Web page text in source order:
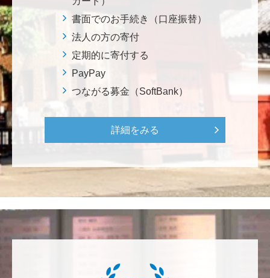
ろから始まりました。この社会でますますコンピュー
タ科学の力が発揮されるよう祈念して、支援いたしま
す。 <コンピュータサイエンス教育支援基金>
世界に貢献を！
田畑 和樹
対校戦勝利、インカレ優勝目指して頑張ってくださ
い！ <漕艇部>
書面でのお手続き（口座振替）
法人の方の寄付
定期的に寄付する
PayPay
つながる募金（SoftBank）
詳細をみる